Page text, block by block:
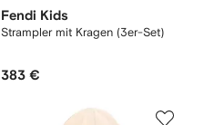
Fendi Kids
Strampler mit Kragen (3er-Set)
383 €